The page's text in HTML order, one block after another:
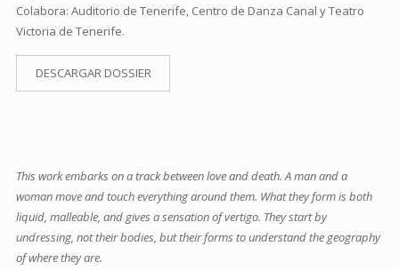
Colabora: Auditorio de Tenerife, Centro de Danza Canal y Teatro
Victoria de Tenerife.
DESCARGAR DOSSIER
This work embarks on a track between love and death. A man and a
woman move and touch everything around them. What they form is both
liquid, malleable, and gives a sensation of vertigo. They start by
undressing, not their bodies, but their forms to understand the geography
of where they are.